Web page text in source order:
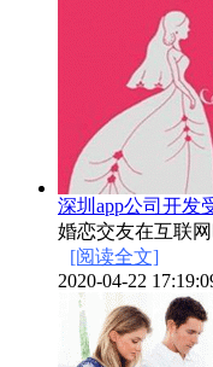
深圳app公司开发
婚恋交友在互联
[阅读全文]
2020-04-22